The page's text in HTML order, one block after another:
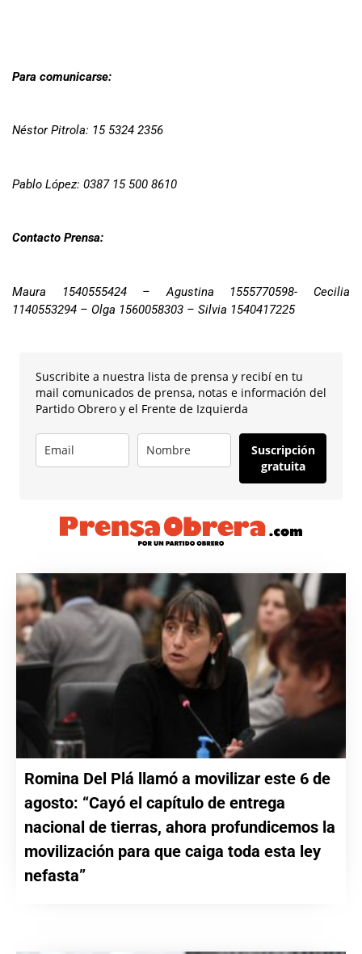
Para comunicarse:
Néstor Pitrola: 15 5324 2356
Pablo López: 0387 15 500 8610
Contacto Prensa:
Maura 1540555424 – Agustina 1555770598- Cecilia
1140553294 – Olga 1560058303 – Silvia 1540417225
Suscribite a nuestra lista de prensa y recibí en tu
mail comunicados de prensa, notas e información del
Partido Obrero y el Frente de Izquierda
Suscripción
gratuita
Romina Del Plá llamó a movilizar este 6 de
agosto: “Cayó el capítulo de entrega
nacional de tierras, ahora profundicemos la
movilización para que caiga toda esta ley
nefasta”